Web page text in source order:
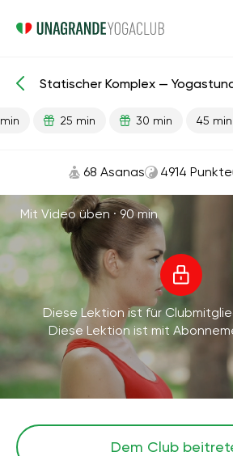
Fertige Lektionen Energie
Statischer Komplex —
25 min 30 min 45 min
68 Asanas 4914 Punkte
Mit Video üben ·90 min
Diese Lektion ist für
Diese Lektion ist mit
Dem Club